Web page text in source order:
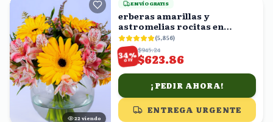
23 viendo
ENVÍO GRATIS
erberas amarillas y
astromelias rocitas en
florero (5,856)
34%
OFF
$945.24
$623.86
¡PEDIR AHORA!
ENTREGA URGENTE